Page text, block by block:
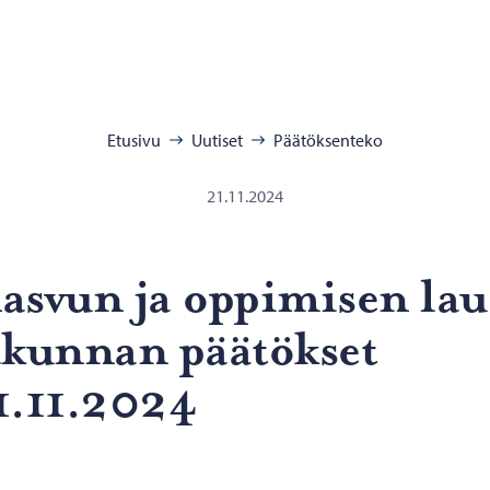
Etusivu Uutiset Päätöksenteko
21.11.2024
ja op­pi­mi­sen
pää­tök­set